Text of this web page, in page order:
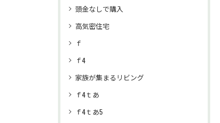
頭金なしで購入
高気密住宅
ｆ
ｆ4
家族が集まるリビング
ｆ4ｔあ
ｆ4ｔあ5